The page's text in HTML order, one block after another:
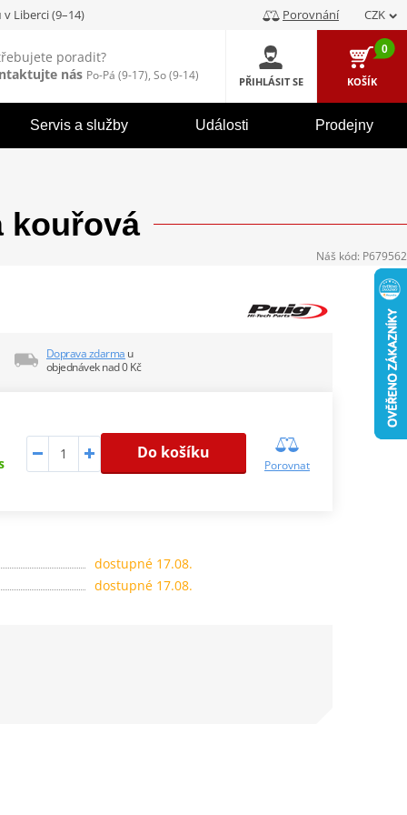
v Liberci (9–14) Porovnání CZK
poradit?
nás Po-Pá (9-17), So (9-14) PŘIHLÁSIT SE
0
KOŠÍK
Servis a služby Události Prodejny
kouřová
Doprava zdarma u
objednávek nad 0 Kč
Do košíku
Porovnat
dostupné 17.08.
dostupné 17.08.
Náš kód: P679562